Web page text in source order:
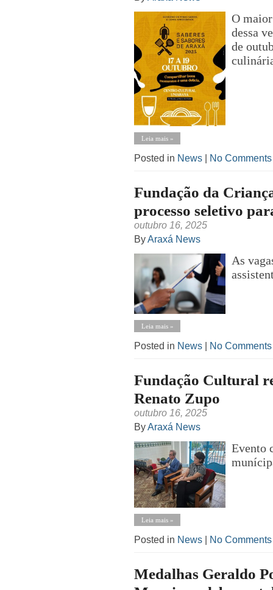
O
dessa
de
Leia mais »
Posted in News No
Fundação da
processo seletivo
outubro 16, 2025
ByAraxá News
As
Leia mais »
Posted in News No
Fundação Cultural
Renato Zupo
outubro 16, 2025
ByAraxá News
Evento
Leia mais »
Posted in News No
Medalhas Geraldo